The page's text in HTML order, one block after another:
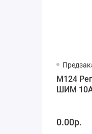
M124
ШИМ
0.00р.